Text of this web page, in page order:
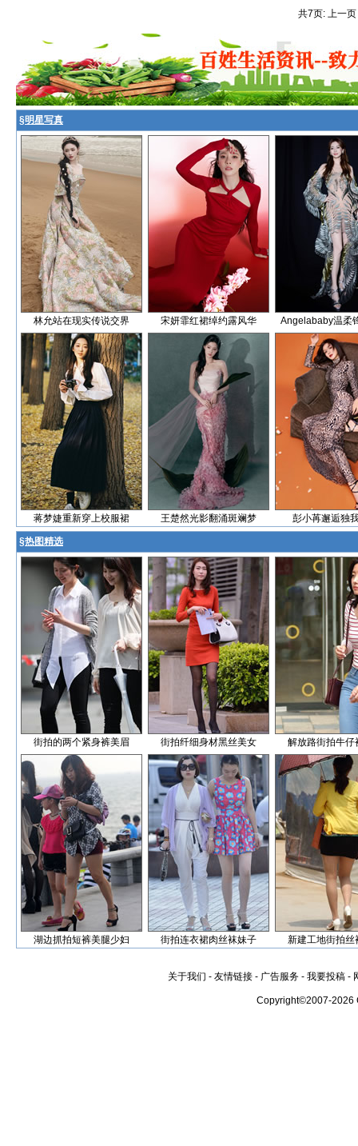
共7页: 上一
§明星写真
林允站在现实传说交界 宋妍霏红裙绰约露风华 Angelababy温柔
蒋梦婕重新穿上校服裙 王楚然光影翻涌斑斓梦 彭小苒邂逅独
§热图精选
街拍的两个紧身裤美眉 街拍纤细身材黑丝美女 解放路街拍牛仔
湖边抓拍短裤美腿少妇 街拍连衣裙肉丝袜妹子 新建工地街拍丝
关于我们 - 友情链接 - 广告服务 - 我要投稿 -
Copyright©2007-2026